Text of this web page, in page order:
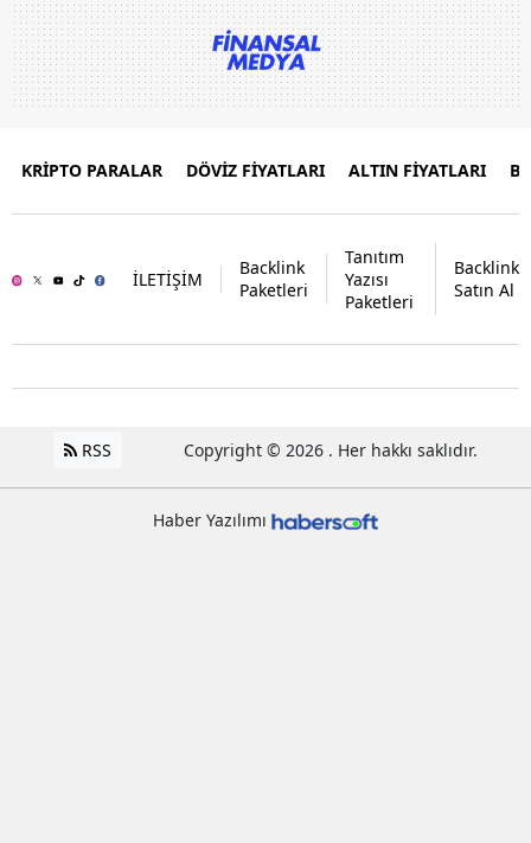
KRİPTO PARALAR DÖVİZ FİYATLARI ALTIN FİYATLARI
İLETİŞİM
Backlink
Paketleri
Tanıtım
Yazısı
Paketleri
Backlink
Satın Al
RSS Copyright © 2026 . Her hakkı saklıdır.
Haber Yazılımı